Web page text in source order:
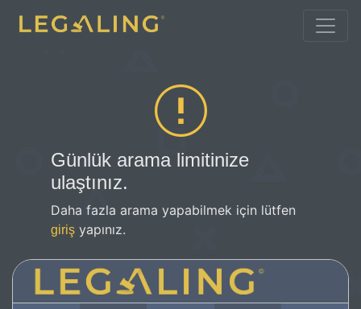
Günlük arama limitinize
ulaştınız.
Daha fazla arama yapabilmek için lütfen
giriş yapınız.